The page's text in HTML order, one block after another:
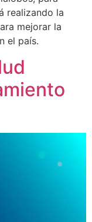
realizando la
mejorar la
el país.